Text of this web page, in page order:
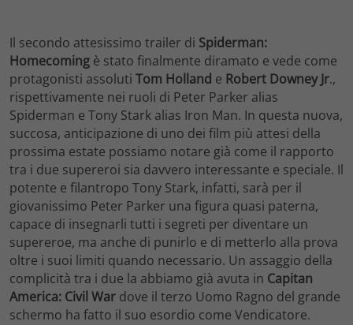
Il secondo attesissimo trailer di Spiderman:
Homecoming è stato finalmente diramato e vede come
protagonisti assoluti Tom Holland e Robert Downey Jr.,
rispettivamente nei ruoli di Peter Parker alias
Spiderman e Tony Stark alias Iron Man. In questa nuova,
succosa, anticipazione di uno dei film più attesi della
prossima estate possiamo notare già come il rapporto
tra i due supereroi sia davvero interessante e speciale. Il
potente e filantropo Tony Stark, infatti, sarà per il
giovanissimo Peter Parker una figura quasi paterna,
capace di insegnarli tutti i segreti per diventare un
supereroe, ma anche di punirlo e di metterlo alla prova
oltre i suoi limiti quando necessario. Un assaggio della
complicità tra i due la abbiamo già avuta in Capitan
America: Civil War dove il terzo Uomo Ragno del grande
schermo ha fatto il suo esordio come Vendicatore.